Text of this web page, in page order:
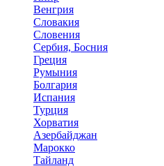
Венгрия
Словакия
Словения
Сербия, Босния
Греция
Румыния
Болгария
Испания
Турция
Хорватия
Азербайджан
Марокко
Тайланд